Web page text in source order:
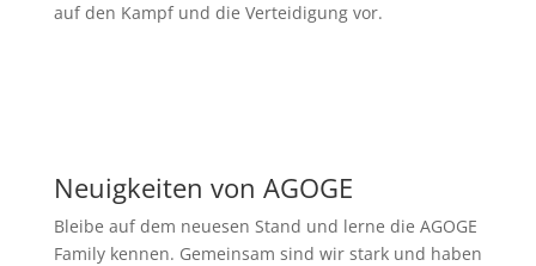
auf den Kampf und die Verteidigung vor.
Neuigkeiten von AGOGE
Bleibe auf dem neuesen Stand und lerne die AGOGE
Family kennen. Gemeinsam sind wir stark und haben